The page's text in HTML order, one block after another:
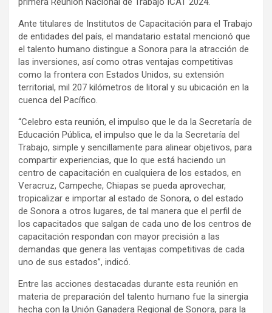
Ante titulares de Institutos de Capacitación para el Trabajo
de entidades del país, el mandatario estatal mencionó que
el talento humano distingue a Sonora para la atracción de
las inversiones, así como otras ventajas competitivas
como la frontera con Estados Unidos, su extensión
territorial, mil 207 kilómetros de litoral y su ubicación en la
cuenca del Pacífico.
“Celebro esta reunión, el impulso que le da la Secretaría de
Educación Pública, el impulso que le da la Secretaría del
Trabajo, simple y sencillamente para alinear objetivos, para
compartir experiencias, que lo que está haciendo un
centro de capacitación en cualquiera de los estados, en
Veracruz, Campeche, Chiapas se pueda aprovechar,
tropicalizar e importar al estado de Sonora, o del estado
de Sonora a otros lugares, de tal manera que el perfil de
los capacitados que salgan de cada uno de los centros de
capacitación respondan con mayor precisión a las
demandas que genera las ventajas competitivas de cada
uno de sus estados”, indicó.
Entre las acciones destacadas durante esta reunión en
materia de preparación del talento humano fue la sinergia
hecha con la Unión Ganadera Regional de Sonora, para la